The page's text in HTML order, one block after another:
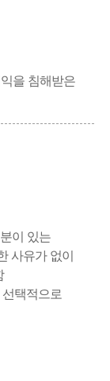
을 침해받은
이 있는
사유가 없이
택적으로